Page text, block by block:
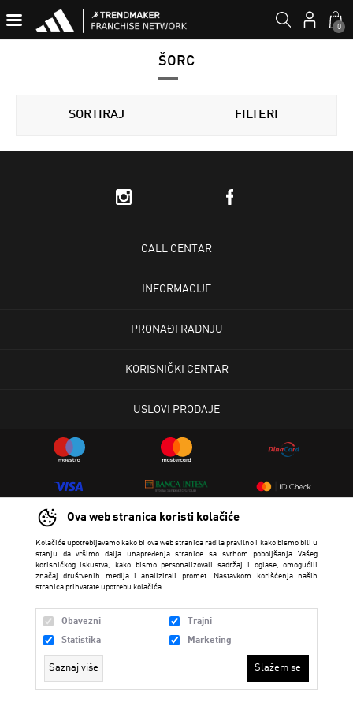
0
Ova web stranica koristi kolačiće
Kolačiće upotrebljavamo kako bi ova web stranica radila pravilno i kako bismo bili u
stanju da vršimo dalja unapređenja stranice sa svrhom poboljšanja Vašeg
korisničkog iskustva, kako bismo personalizovali sadržaj i oglase, omogućili
značaj društvenih medija i analizirali promet. Nastavkom korišćenja naših
stranica prihvatate upotrebu kolačića.
Obavezni
Trajni
Statistika
Marketing
Saznaj više Slažem se
ŠORC
SORTIRAJ FILTERI
CALL CENTAR
INFORMACIJE
PRONAĐI RADNJU
KORISNIČKI CENTAR
USLOVI PRODAJE
Trendmaker 2026 created byEnetel Solutions